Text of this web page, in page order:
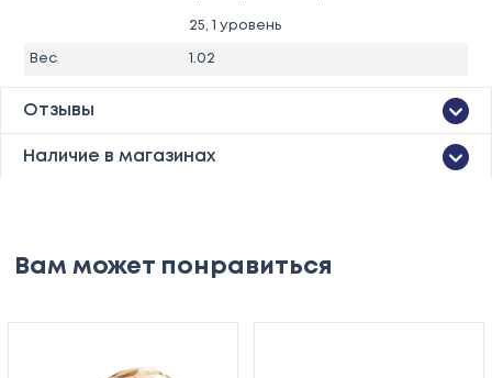
25, 1 уровень
Вес 1.02
Отзывы
Наличие в магазинах
Вам может понравиться